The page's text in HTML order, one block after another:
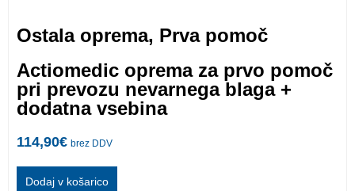
Ostala oprema, Prva pomoč
Actiomedic oprema za prvo pomoč
pri prevozu nevarnega blaga +
dodatna vsebina
114,90€ brez DDV
Dodaj v košarico